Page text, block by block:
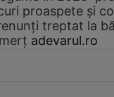
proaspete și
treptat la
adevarul.ro